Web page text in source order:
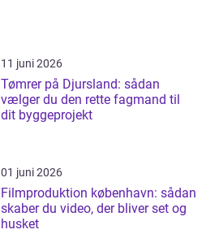
11 juni 2026
Tømrer på Djursland: sådan
vælger du den rette fagmand til
dit byggeprojekt
01 juni 2026
Filmproduktion københavn: sådan
skaber du video, der bliver set og
husket